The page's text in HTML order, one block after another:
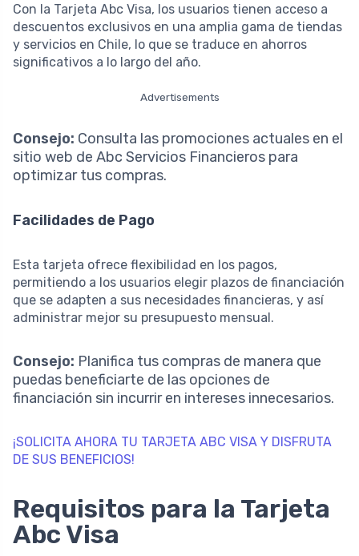
Con la Tarjeta Abc Visa, los usuarios tienen acceso a
descuentos exclusivos en una amplia gama de tiendas
y servicios en Chile, lo que se traduce en ahorros
significativos a lo largo del año.
Advertisements
Consejo: Consulta las promociones actuales en el
sitio web de Abc Servicios Financieros para
optimizar tus compras.
Facilidades de Pago
Esta tarjeta ofrece flexibilidad en los pagos,
permitiendo a los usuarios elegir plazos de financiación
que se adapten a sus necesidades financieras, y así
administrar mejor su presupuesto mensual.
Consejo: Planifica tus compras de manera que
puedas beneficiarte de las opciones de
financiación sin incurrir en intereses innecesarios.
¡SOLICITA AHORA TU TARJETA ABC VISA Y DISFRUTA
DE SUS BENEFICIOS!
Requisitos para la Tarjeta
Abc Visa